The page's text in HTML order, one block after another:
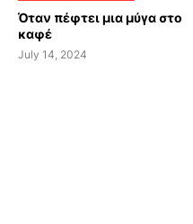
Όταν πέφτει μια μύγα στο
καφέ
July 14, 2024